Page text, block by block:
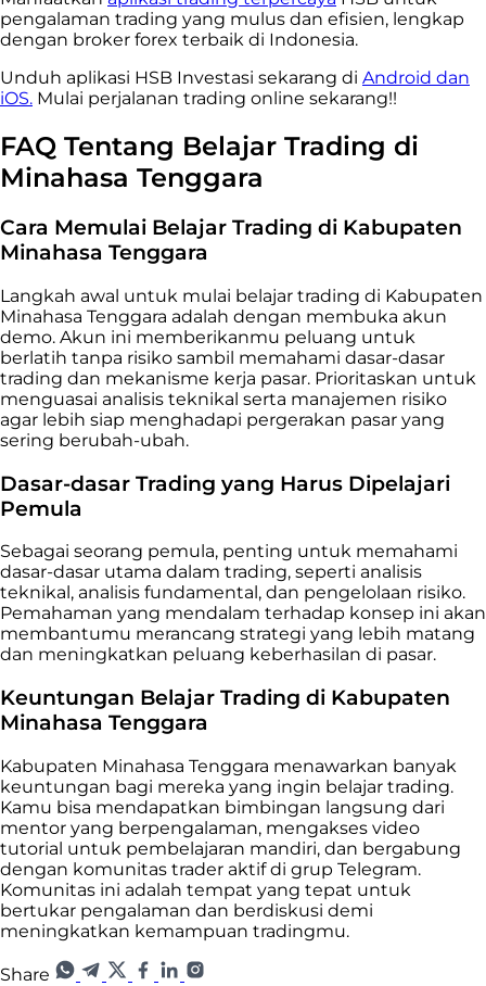
pengalaman trading yang mulus dan efisien, lengkap
dengan broker forex terbaik di Indonesia.
Unduh aplikasi HSB Investasi sekarang di Android dan
iOS. Mulai perjalanan trading online sekarang!!
FAQ Tentang Belajar Trading di
Minahasa Tenggara
Cara Memulai Belajar Trading di Kabupaten
Minahasa Tenggara
Langkah awal untuk mulai belajar trading di Kabupaten
Minahasa Tenggara adalah dengan membuka akun
demo. Akun ini memberikanmu peluang untuk
berlatih tanpa risiko sambil memahami dasar-dasar
trading dan mekanisme kerja pasar. Prioritaskan untuk
menguasai analisis teknikal serta manajemen risiko
agar lebih siap menghadapi pergerakan pasar yang
sering berubah-ubah.
Dasar-dasar Trading yang Harus Dipelajari
Pemula
Sebagai seorang pemula, penting untuk memahami
dasar-dasar utama dalam trading, seperti analisis
teknikal, analisis fundamental, dan pengelolaan risiko.
Pemahaman yang mendalam terhadap konsep ini akan
membantumu merancang strategi yang lebih matang
dan meningkatkan peluang keberhasilan di pasar.
Keuntungan Belajar Trading di Kabupaten
Minahasa Tenggara
Kabupaten Minahasa Tenggara menawarkan banyak
keuntungan bagi mereka yang ingin belajar trading.
Kamu bisa mendapatkan bimbingan langsung dari
mentor yang berpengalaman, mengakses video
tutorial untuk pembelajaran mandiri, dan bergabung
dengan komunitas trader aktif di grup Telegram.
Komunitas ini adalah tempat yang tepat untuk
bertukar pengalaman dan berdiskusi demi
meningkatkan kemampuan tradingmu.
Share